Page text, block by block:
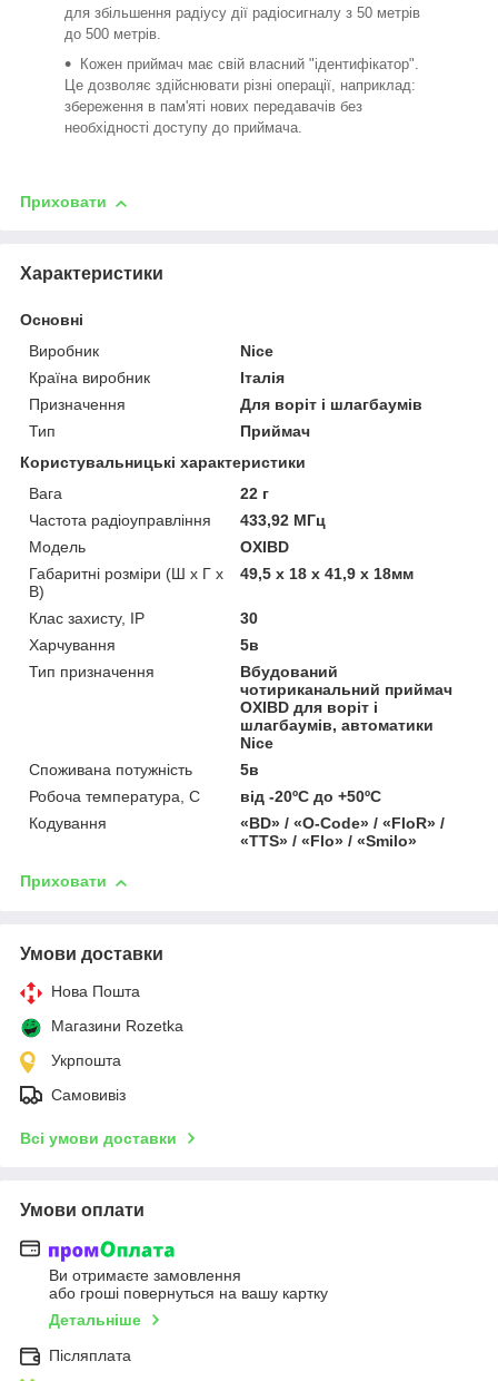
для збільшення радіусу дії радіосигналу з 50 метрів
до 500 метрів.
Кожен приймач має свій власний "ідентифікатор".
Це дозволяє здійснювати різні операції, наприклад:
збереження в пам'яті нових передавачів без
необхідності доступу до приймача.
Приховати
Характеристики
Основні
Виробник
Nice
Країна виробник
Італія
Призначення
Для воріт і шлагбаумів
Тип
Приймач
Користувальницькі характеристики
Вага
22 г
Частота радіоуправління
433,92 МГц
Мoдель
OXIBD
Габаритні розміри (Ш х Г х
В)
49,5 х 18 х 41,9 х 18мм
Клас захисту, IP
30
Харчування
5в
Тип призначення
Вбудований
чотириканальний приймач
OXIBD для воріт і
шлагбаумів, автоматики
Nice
Споживана потужність
5в
Робоча температура, С
від -20ºС до +50ºС
Кодування
«BD» / «O-Code» / «FloR» /
«TTS» / «Flo» / «Smilo»
Приховати
Умови доставки
Нова Пошта
Магазини Rozetka
Укрпошта
Самовивіз
Всі умови доставки
Умови оплати
Ви отримаєте замовлення
або гроші повернуться на вашу картку
Детальніше
Післяплата